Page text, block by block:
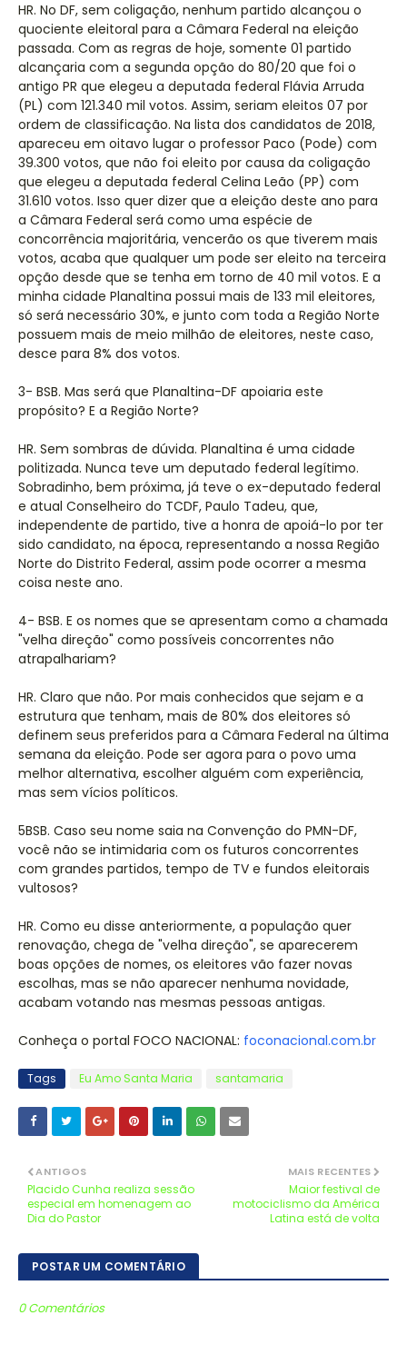
HR. No DF, sem coligação, nenhum partido alcançou o
quociente eleitoral para a Câmara Federal na eleição
passada. Com as regras de hoje, somente 01 partido
alcançaria com a segunda opção do 80/20 que foi o
antigo PR que elegeu a deputada federal Flávia Arruda
(PL) com 121.340 mil votos. Assim, seriam eleitos 07 por
ordem de classificação. Na lista dos candidatos de 2018,
apareceu em oitavo lugar o professor Paco (Pode) com
39.300 votos, que não foi eleito por causa da coligação
que elegeu a deputada federal Celina Leão (PP) com
31.610 votos. Isso quer dizer que a eleição deste ano para
a Câmara Federal será como uma espécie de
concorrência majoritária, vencerão os que tiverem mais
votos, acaba que qualquer um pode ser eleito na terceira
opção desde que se tenha em torno de 40 mil votos. E a
minha cidade Planaltina possui mais de 133 mil eleitores,
só será necessário 30%, e junto com toda a Região Norte
possuem mais de meio milhão de eleitores, neste caso,
desce para 8% dos votos.
3- BSB. Mas será que Planaltina-DF apoiaria este
propósito? E a Região Norte?
HR. Sem sombras de dúvida. Planaltina é uma cidade
politizada. Nunca teve um deputado federal legítimo.
Sobradinho, bem próxima, já teve o ex-deputado federal
e atual Conselheiro do TCDF, Paulo Tadeu, que,
independente de partido, tive a honra de apoiá-lo por ter
sido candidato, na época, representando a nossa Região
Norte do Distrito Federal, assim pode ocorrer a mesma
coisa neste ano.
4- BSB. E os nomes que se apresentam como a chamada
"velha direção" como possíveis concorrentes não
atrapalhariam?
HR. Claro que não. Por mais conhecidos que sejam e a
estrutura que tenham, mais de 80% dos eleitores só
definem seus preferidos para a Câmara Federal na última
semana da eleição. Pode ser agora para o povo uma
melhor alternativa, escolher alguém com experiência,
mas sem vícios políticos.
5BSB. Caso seu nome saia na Convenção do PMN-DF,
você não se intimidaria com os futuros concorrentes
com grandes partidos, tempo de TV e fundos eleitorais
vultosos?
HR. Como eu disse anteriormente, a população quer
renovação, chega de "velha direção", se aparecerem
boas opções de nomes, os eleitores vão fazer novas
escolhas, mas se não aparecer nenhuma novidade,
acabam votando nas mesmas pessoas antigas.
Conheça o portal FOCO NACIONAL: foconacional.com.br
Tags Eu Amo Santa Maria santamaria
MAIS RECENTES
Maior festival de
motociclismo da América
Latina está de volta
ANTIGOS
Placido Cunha realiza sessão
especial em homenagem ao
Dia do Pastor
POSTAR UM COMENTÁRIO
0 Comentários